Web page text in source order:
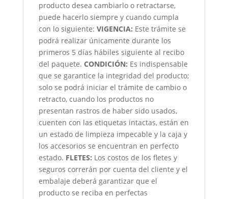
producto desea cambiarlo o retractarse,
puede hacerlo siempre y cuando cumpla
con lo siguiente: VIGENCIA: Este trámite se
podrá realizar únicamente durante los
primeros 5 días hábiles siguiente al recibo
del paquete. CONDICIÓN: Es indispensable
que se garantice la integridad del producto;
solo se podrá iniciar el trámite de cambio o
retracto, cuando los productos no
presentan rastros de haber sido usados,
cuenten con las etiquetas intactas, están en
un estado de limpieza impecable y la caja y
los accesorios se encuentran en perfecto
estado. FLETES: Los costos de los fletes y
seguros correrán por cuenta del cliente y el
embalaje deberá garantizar que el
producto se reciba en perfectas